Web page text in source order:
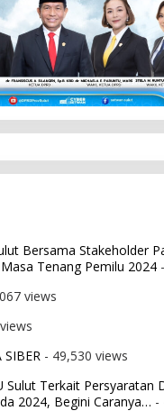
Bersama Stakeholder
Tenang Pemilu 2024
views
- 49,530 views
Sulut Terkait Persyaratan
2024, Begini Caranya… -